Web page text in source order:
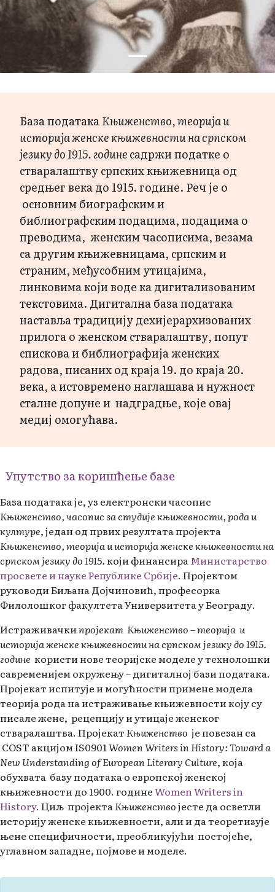
База податакаКњиженство, теорија и
историја женске књижевности на српском
језику до 1915. годинесадржи податке о
стваралаштву српских књижевница од
средњег века до 1915. године. Реч је о
основним биографским и
библиографским подацима, подацима о
преводима, женским часописима, везама
са другим књижевницама, српским и
страним, међусобним утицајима,
линковима који воде ка дигитализованим
текстовима. Дигитална база података
наставља традицију дехијерархизованих
прилога о женском стваралаштву, попут
спискова и библиографија женских
радова, писаних од краја 19. до краја 20.
века, а истовремено наглашава и нужност
сталне допуне и надградње, које овај
медиј омогућава.
Упутство за коришћење базе
База података је, уз електронски часопис
Књиженство, часопис за студије књижевности, рода и
културе, један од првих резултата пројекта
Књиженство, теорија и историја женске књижевности на
српском језику до 1915.који финансираМинистарство
просвете и науке Републике Србије. Пројектом
руководи Биљана Дојчиновић, професорка
Филолошког факултета Универзитета у Београду.
Истраживачкипројекат Књиженство – теорија и
историја женске књижевности на српском језику до 1915.
године користи нове теоријске моделе у технолошки
савременијем окружењу – дигиталној бази података.
Пројекат испитује и могућности примене модела
теорија рода на истраживање књижевности коју су
писале жене, рецепцију и утицаје женског
стваралаштва. Пројекат Књиженство је повезан са
COST акцијом IS0901Women Writers in History: Toward a
New Understanding of European Literary Culture, која
обухвата базу података о европској женској
књижевности до 1900. годинеWomen Writers in
History. Циљ пројектаКњиженствојесте да осветли
историју женске књижевности, али и да теоретизује
њене специфичности, преобликујући постојеће,
углавном западне, појмове и моделе.